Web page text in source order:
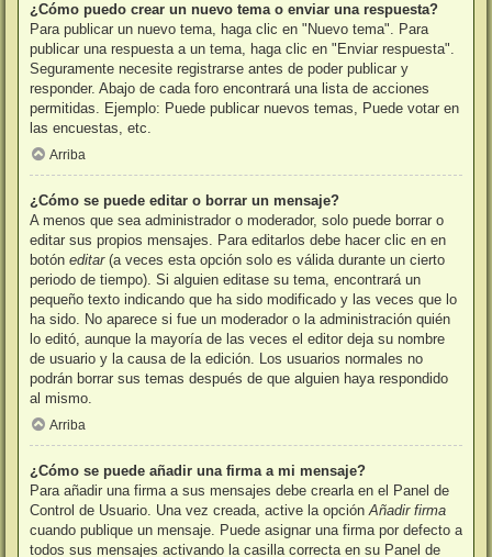
¿Cómo puedo crear un nuevo tema o enviar una respuesta?
Para publicar un nuevo tema, haga clic en "Nuevo tema". Para
publicar una respuesta a un tema, haga clic en "Enviar respuesta".
Seguramente necesite registrarse antes de poder publicar y
responder. Abajo de cada foro encontrará una lista de acciones
permitidas. Ejemplo: Puede publicar nuevos temas, Puede votar en
las encuestas, etc.
Arriba
¿Cómo se puede editar o borrar un mensaje?
A menos que sea administrador o moderador, solo puede borrar o
editar sus propios mensajes. Para editarlos debe hacer clic en en
botón editar(a veces esta opción solo es válida durante un cierto
periodo de tiempo). Si alguien editase su tema, encontrará un
pequeño texto indicando que ha sido modificado y las veces que lo
ha sido. No aparece si fue un moderador o la administración quién
lo editó, aunque la mayoría de las veces el editor deja su nombre
de usuario y la causa de la edición. Los usuarios normales no
podrán borrar sus temas después de que alguien haya respondido
al mismo.
Arriba
¿Cómo se puede añadir una firma a mi mensaje?
Para añadir una firma a sus mensajes debe crearla en el Panel de
Control de Usuario. Una vez creada, active la opción Añadir firma
cuando publique un mensaje. Puede asignar una firma por defecto a
todos sus mensajes activando la casilla correcta en su Panel de